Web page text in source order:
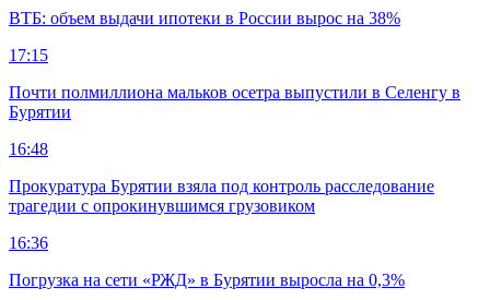
ВТБ: объем выдачи ипотеки в России вырос на 38%
17:15
Почти полмиллиона мальков осетра выпустили в Селенгу в
Бурятии
16:48
Прокуратура Бурятии взяла под контроль расследование
трагедии с опрокинувшимся грузовиком
16:36
Погрузка на сети «РЖД» в Бурятии выросла на 0,3%